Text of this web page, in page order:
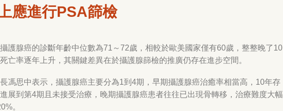
應進行PSA篩檢
護腺癌的診斷年齡中位數為71 ～ 72歲，相較於歐美國家僅有60歲，整整晚了10
亡率逐年上升，其關鍵差異在於攝護腺篩檢的推廣仍存在進步空間。
馮思中表示，攝護腺癌主要分為1到 4期，早期攝護腺癌治癒率相當高， 10年存
展到第4期且未接受治療，晚期攝護腺癌患者往往已出現骨轉移，治療難度大幅
。